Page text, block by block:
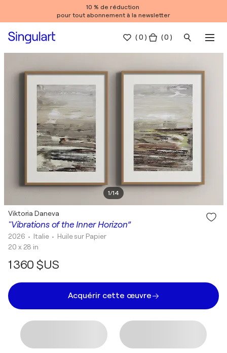
10 % de réduction
pour tout abonnement à la newsletter
(0 ) ( 0 )
1/14
"Vibrations of the Inner Horizon”
Viktoria Daneva
2026 • Italie • Huile sur Papier
20 x 28 in
1 360 $US
Acquérir cette œuvre